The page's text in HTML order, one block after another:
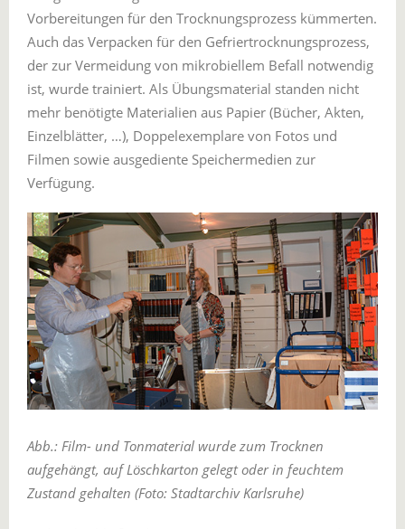
Vorbereitungen für den Trocknungsprozess kümmerten.
Auch das Verpacken für den Gefriertrocknungsprozess,
der zur Vermeidung von mikrobiellem Befall notwendig
ist, wurde trainiert. Als Übungsmaterial standen nicht
mehr benötigte Materialien aus Papier (Bücher, Akten,
Einzelblätter, …), Doppelexemplare von Fotos und
Filmen sowie ausgediente Speichermedien zur
Verfügung.
Abb.: Film- und Tonmaterial wurde zum Trocknen
aufgehängt, auf Löschkarton gelegt oder in feuchtem
Zustand gehalten (Foto: Stadtarchiv Karlsruhe)